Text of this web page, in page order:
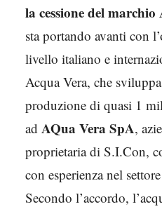
la cessione del marchio
sta portando avanti con
livello italiano e
Acqua Vera, che
produzione di quasi 1
ad AQua Vera SpA,
proprietaria di S.I.Con,
con esperienza nel
Secondo l’accordo,